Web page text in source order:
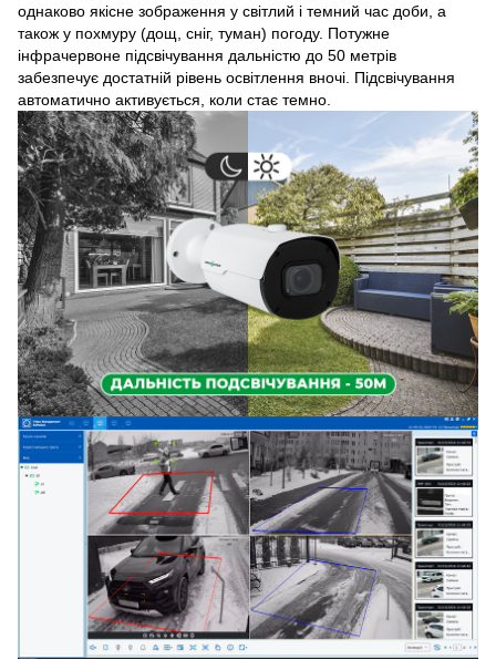
однаково якісне зображення у світлий і темний час доби, а
також у похмуру (дощ, сніг, туман) погоду. Потужне
інфрачервоне підсвічування дальністю до 50 метрів
забезпечує достатній рівень освітлення вночі. Підсвічування
автоматично активується, коли стає темно.